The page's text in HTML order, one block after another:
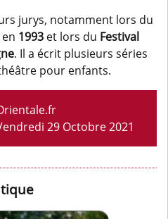
jurys, notamment lors du
en 1993 et lors du Festival
. Il a écrit plusieurs séries
pour enfants.
29 Octobre 2021